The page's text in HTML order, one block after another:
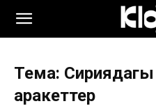
Тема: Сириядагы
аракеттер